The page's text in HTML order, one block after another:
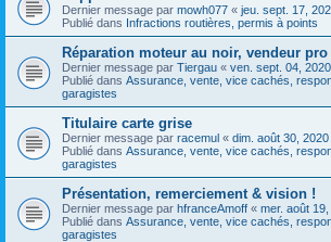
Dernier message par mowh077 « jeu. sept. 17,
Publié dans Infractions routières, permis à points
Réparation moteur au noir, vendeur
Dernier message par Tiergau « ven. sept. 04,
Publié dans Assurance, vente, vice cachés,
garagistes
Titulaire carte grise
Dernier message par racemul « dim. août 30,
Publié dans Assurance, vente, vice cachés,
garagistes
Présentation, remerciement & vision !
Dernier message par hfranceAmoff « mer. août
Publié dans Assurance, vente, vice cachés,
garagistes